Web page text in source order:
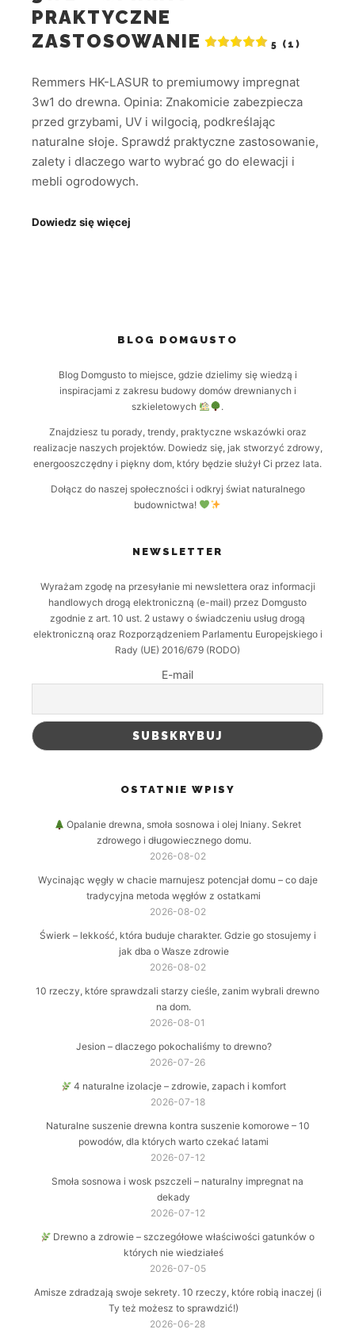
PRAKTYCZNE
ZASTOSOWANIE
5 (1)
Remmers HK-LASUR to premiumowy impregnat
3w1 do drewna. Opinia: Znakomicie zabezpiecza
przed grzybami, UV i wilgocią, podkreślając
naturalne słoje. Sprawdź praktyczne zastosowanie,
zalety i dlaczego warto wybrać go do elewacji i
mebli ogrodowych.
Dowiedz się więcej
BLOG DOMGUSTO
Blog Domgusto to miejsce, gdzie dzielimy się wiedzą i
inspiracjami z zakresu budowy domów drewnianych i
szkieletowych
.
Znajdziesz tu porady, trendy, praktyczne wskazówki oraz
realizacje naszych projektów. Dowiedz się, jak stworzyć zdrowy,
energooszczędny i piękny dom, który będzie służył Ci przez lata.
Dołącz do naszej społeczności i odkryj świat naturalnego
budownictwa!
NEWSLETTER
Wyrażam zgodę na przesyłanie mi newslettera oraz informacji
handlowych drogą elektroniczną (e-mail) przez Domgusto
zgodnie z art. 10 ust. 2 ustawy o świadczeniu usług drogą
elektroniczną oraz Rozporządzeniem Parlamentu Europejskiego i
Rady (UE) 2016/679 (RODO)
E-mail
OSTATNIE WPISY
Opalanie drewna, smoła sosnowa i olej lniany. Sekret
zdrowego i długowiecznego domu.
2026-08-02
Wycinając węgły w chacie marnujesz potencjał domu – co daje
tradycyjna metoda węgłów z ostatkami
2026-08-02
Świerk – lekkość, która buduje charakter. Gdzie go stosujemy i
jak dba o Wasze zdrowie
2026-08-02
10 rzeczy, które sprawdzali starzy cieśle, zanim wybrali drewno
na dom.
2026-08-01
Jesion – dlaczego pokochaliśmy to drewno?
2026-07-26
4 naturalne izolacje – zdrowie, zapach i komfort
2026-07-18
Naturalne suszenie drewna kontra suszenie komorowe – 10
powodów, dla których warto czekać latami
2026-07-12
Smoła sosnowa i wosk pszczeli – naturalny impregnat na
dekady
2026-07-12
Drewno a zdrowie – szczegółowe właściwości gatunków o
których nie wiedziałeś
2026-07-05
Amisze zdradzają swoje sekrety. 10 rzeczy, które robią inaczej (i
Ty też możesz to sprawdzić!)
2026-06-28